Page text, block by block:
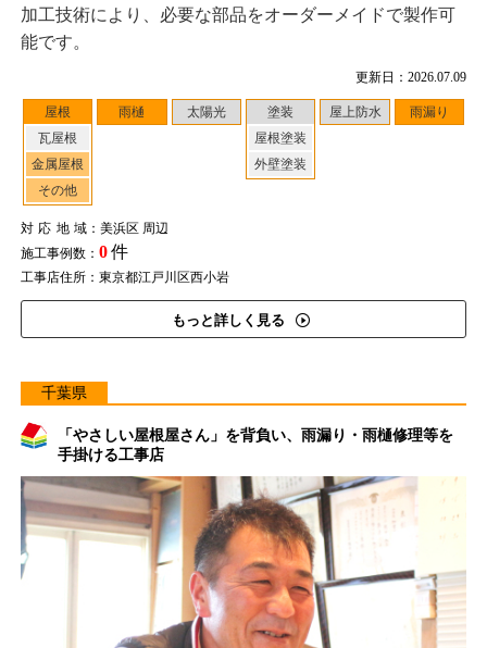
更新日：2026.07.09
屋根
瓦屋根
金属屋根
その他
雨樋 太陽光
塗装
屋根塗装
外壁塗装
屋上防水 雨漏り
対応地域：美浜区 周辺
施工事例数： 0件
工事店住所：東京都江戸川区西小岩
もっと詳しく見る
加工技術により、必要な部品をオーダーメイドで製作可
能です。
千葉県
「やさしい屋根屋さん」を背負い、雨漏り・雨樋修理等を
手掛ける工事店